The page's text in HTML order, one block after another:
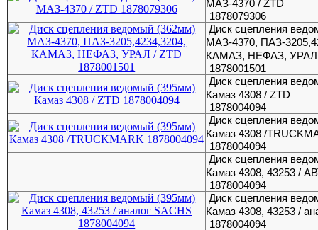
МАЗ-4370 / ZTD
1878079306
Диск сцепления
МАЗ-4370, ПАЗ-
КАМАЗ, НЕФАЗ, УРАЛ
1878001501
Диск сцепления
Камаз 4308 / ZTD
1878004094
Диск сцепления
Камаз 4308 /
1878004094
Диск сцепления
Камаз 4308, 43253 /
1878004094
Диск сцепления
Камаз 4308, 43253 /
1878004094